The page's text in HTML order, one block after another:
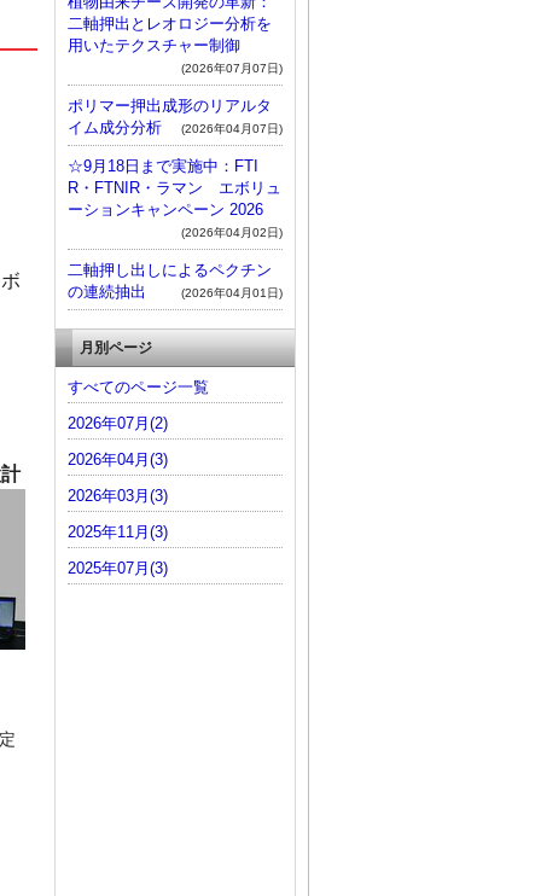
二軸押出とレオロジー分析を
用いたテクスチャー制御
(2026年07月07日)
ポリマー押出成形のリアルタ
イム成分分析
(2026年04月07日)
☆9月18日まで実施中：FTI
R・FTNIR・ラマン エボリュ
ーションキャンペーン 2026
(2026年04月02日)
二軸押し出しによるペクチン
の連続抽出
(2026年04月01日)
月別ページ
すべてのページ一覧
2026年07月(2)
2026年04月(3)
2026年03月(3)
2025年11月(3)
2025年07月(3)